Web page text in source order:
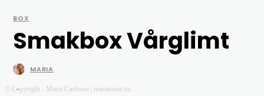
BOX
Smakbox Vårglimt
MARIA
-
© Copyright - Maria Carlsson | mariasmat.nu